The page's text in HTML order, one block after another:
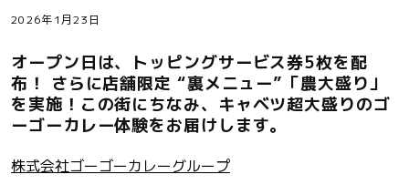
2026年1月23日
オープン日は、トッピングサービス券5枚を配
布！ さらに店舗限定 “裏メニュー”「農大盛り」
を実施！この街にちなみ、キャベツ超大盛りのゴ
ーゴーカレー体験をお届けします。
株式会社ゴーゴーカレーグループ